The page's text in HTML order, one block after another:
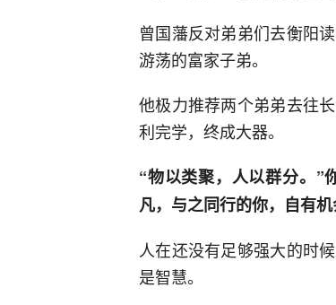
曾国藩反对弟弟们去衡阳
游荡的富家子弟。
他极力推荐两个弟弟去往
利完学，终成大器。
“物以类聚，人以群分。”
凡，与之同行的你，自有机
人在还没有足够强大的时
是智慧。